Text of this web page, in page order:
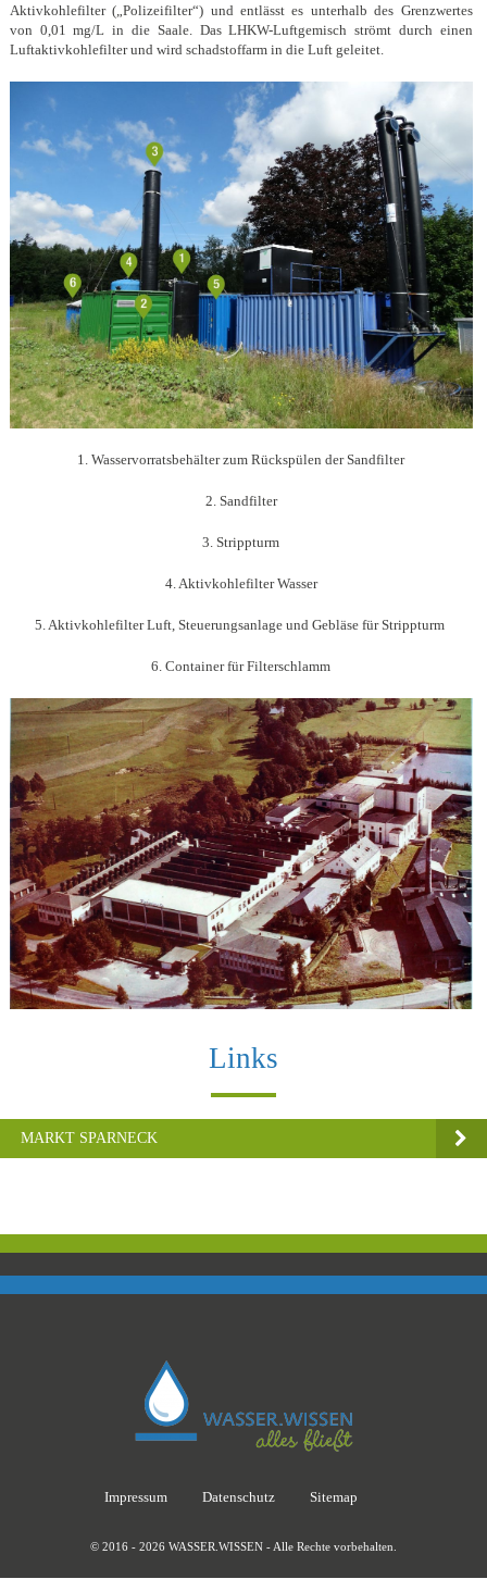
Aktivkohlefilter („Polizeifilter“) und entlässt es unterhalb des Grenzwertes
von 0,01 mg/L in die Saale. Das LHKW-Luftgemisch strömt durch einen
Luftaktivkohlefilter und wird schadstoffarm in die Luft geleitet.
1. Wasservorratsbehälter zum Rückspülen der Sandfilter
2. Sandfilter
3. Strippturm
4. Aktivkohlefilter Wasser
5. Aktivkohlefilter Luft, Steuerungsanlage und Gebläse für Strippturm
6. Container für Filterschlamm
Links
MARKT SPARNECK
Impressum Datenschutz Sitemap
© 2016 - 2026 WASSER.WISSEN - Alle Rechte vorbehalten.